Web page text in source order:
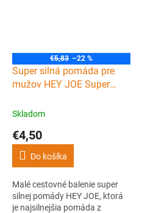
€5,83 –22 %
Super silná pomáda pre
mužov HEY JOE Super
Skladom
€4,50
Do košíka
Malé cestovné balenie super
silnej pomády HEY JOE, ktorá
je najsilnejšia pomáda z